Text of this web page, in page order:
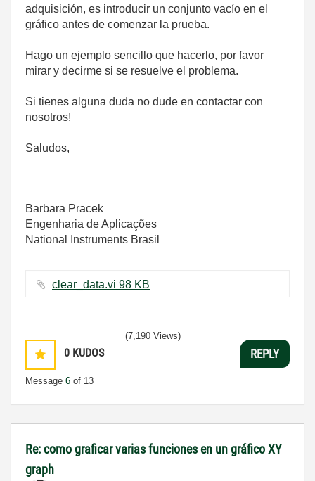
adquisición, es introducir un conjunto vacío en el
gráfico antes de comenzar la prueba.
Hago un ejemplo sencillo que hacerlo, por favor
mirar y decirme si se resuelve el problema.
Si tienes alguna duda no dude en contactar con
nosotros!
Saludos,
Barbara Pracek
Engenharia de Aplicações
National Instruments Brasil
clear_data.vi ‏98 KB
0 KUDOS
Message 6 of 13
(7,190 Views)
REPLY
Re: como graficar varias funciones en un gráfico XY
graph